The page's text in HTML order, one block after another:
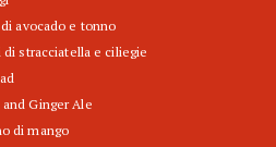
avocado e tonno
di stracciatella e ciliegie
Ginger Ale
di mango